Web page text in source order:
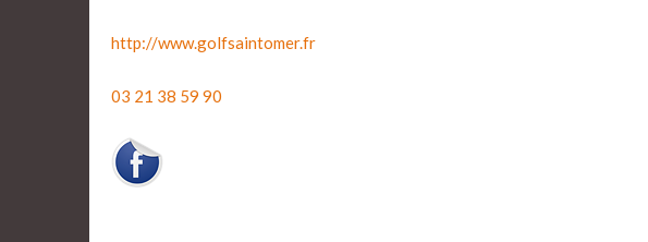
http://www.golfsaintomer.fr
03 21 38 59 90